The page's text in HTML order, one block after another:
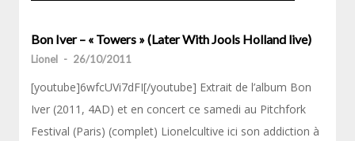
Bon Iver – « Towers » (Later With Jools Holland live)
Lionel - 26/10/2011
[youtube]6wfcUVi7dFI[/youtube] Extrait de l’album Bon
Iver (2011, 4AD) et en concert ce samedi au Pitchfork
Festival (Paris) (complet) Lionelcultive ici son addiction à